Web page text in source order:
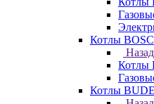
Котлы
Назад
Котлы
Котлы